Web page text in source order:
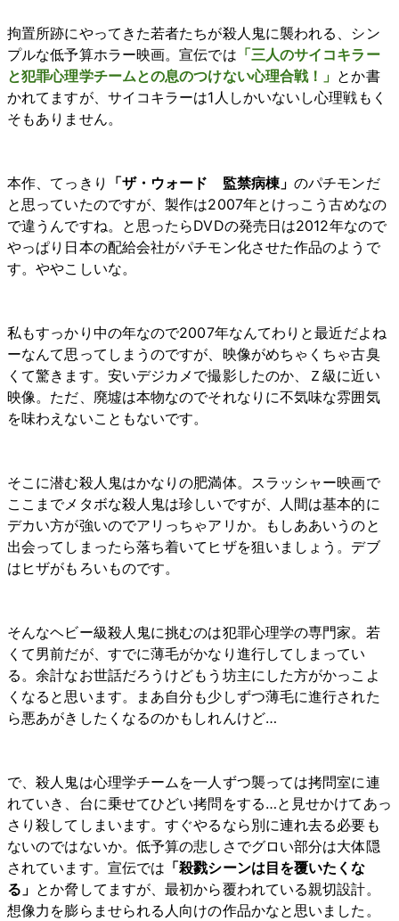
拘置所跡にやってきた若者たちが殺人鬼に襲われる、シン
プルな低予算ホラー映画。宣伝では 「三人のサイコキラー
と犯罪心理学チームとの息のつけない心理合戦！」 とか書
かれてますが、サイコキラーは1人しかいないし心理戦もく
そもありません。
本作、てっきり 「ザ・ウォード 監禁病棟」のパチモンだ
と思っていたのですが、製作は2007年とけっこう古めなの
で違うんですね。と思ったらDVDの発売日は2012年なので
やっぱり日本の配給会社がパチモン化させた作品のようで
す。ややこしいな。
私もすっかり中の年なので2007年なんてわりと最近だよね
ーなんて思ってしまうのですが、映像がめちゃくちゃ古臭
くて驚きます。安いデジカメで撮影したのか、Ｚ級に近い
映像。ただ、廃墟は本物なのでそれなりに不気味な雰囲気
を味わえないこともないです。
そこに潜む殺人鬼はかなりの肥満体。スラッシャー映画で
ここまでメタボな殺人鬼は珍しいですが、人間は基本的に
デカい方が強いのでアリっちゃアリか。もしああいうのと
出会ってしまったら落ち着いてヒザを狙いましょう。デブ
はヒザがもろいものです。
そんなヘビー級殺人鬼に挑むのは犯罪心理学の専門家。若
くて男前だが、すでに薄毛がかなり進行してしまってい
る。余計なお世話だろうけどもう坊主にした方がかっこよ
くなると思います。まあ自分も少しずつ薄毛に進行された
ら悪あがきしたくなるのかもしれんけど…
で、殺人鬼は心理学チームを一人ずつ襲っては拷問室に連
れていき、台に乗せてひどい拷問をする…と見せかけてあっ
さり殺してしまいます。すぐやるなら別に連れ去る必要も
ないのではないか。低予算の悲しさでグロい部分は大体隠
されています。宣伝では 「殺戮シーンは目を覆いたくな
る」 とか脅してますが、最初から覆われている親切設計。
想像力を膨らませられる人向けの作品かなと思いました。